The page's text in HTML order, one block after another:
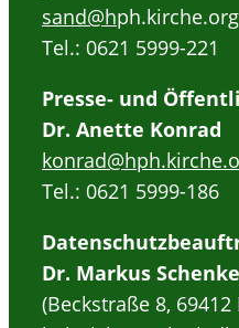
sand@hph.kirche.org
Tel.: 0621 5999-221
Presse- und
Dr. Anette Konrad
Tel.: 0621 5999-186
Dr. Markus
(Beckstraße 8, 69412